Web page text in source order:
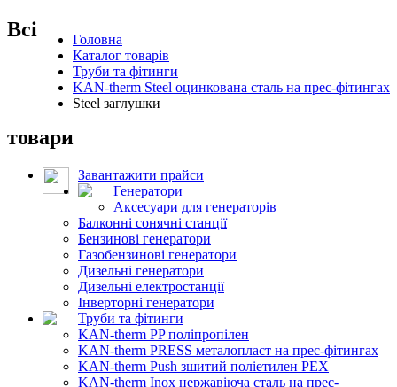
Головна
Каталог товарів
Труби та фітинги
KAN-therm Steel оцинкована сталь на прес-фітингах
Steel заглушки
Всі
товари
Завантажити прайси
Генератори
Аксесуари для генераторів
Балконні сонячні станції
Бензинові генератори
Газобензинові генератори
Дизельні генератори
Дизельні електростанції
Інверторні генератори
Труби та фітинги
KAN-therm PP поліпропілен
KAN-therm PRESS металопласт на прес-фітингах
KAN-therm Push зшитий поліетилен PEX
KAN-therm Inox нержавіюча сталь на прес-